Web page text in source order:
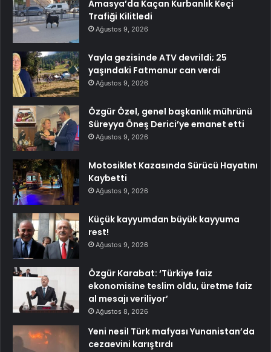
Amasya’da Kaçan Kurbanlık Keçi
Trafiği Kilitledi
Ağustos 9, 2026
Yayla gezisinde ATV devrildi; 25
yaşındaki Fatmanur can verdi
Ağustos 9, 2026
Özgür Özel, genel başkanlık mührünü
Süreyya Öneş Derici’ye emanet etti
Ağustos 9, 2026
Motosiklet Kazasında Sürücü Hayatını
Kaybetti
Ağustos 9, 2026
Küçük kayyumdan büyük kayyuma
rest!
Ağustos 9, 2026
Özgür Karabat: ‘Türkiye faiz
ekonomisine teslim oldu, üretme faiz
al mesajı veriliyor’
Ağustos 8, 2026
Yeni nesil Türk mafyası Yunanistan’da
cezaevini karıştırdı